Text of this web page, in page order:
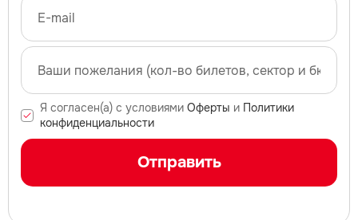
Я согласен(а) с условиями Оферты и Политики
конфиденциальности
Отправить